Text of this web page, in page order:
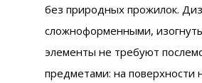
без природных прожилок.
сложноформенными,
элементы не требуют
предметами: на поверхности